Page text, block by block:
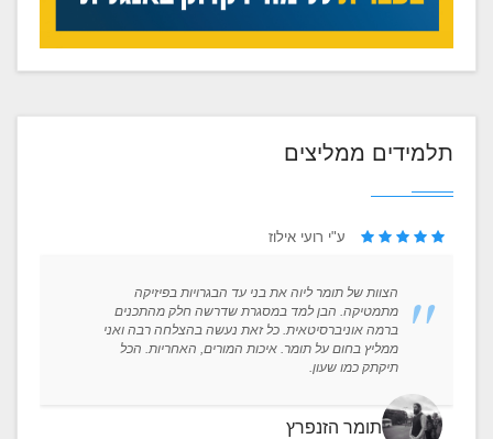
תלמידים ממליצים
ע"י רועי אילוז
הצוות של תומר ליוה את בני עד הבגרויות בפיזיקה
מתמטיקה. הבן למד במסגרת שדרשה חלק מהתכנים
ברמה אוניברסיטאית. כל זאת נעשה בהצלחה רבה ואני
ממליץ בחום על תומר. איכות המורים, האחריות. הכל
תיקתק כמו שעון.
תומר הזנפרץ